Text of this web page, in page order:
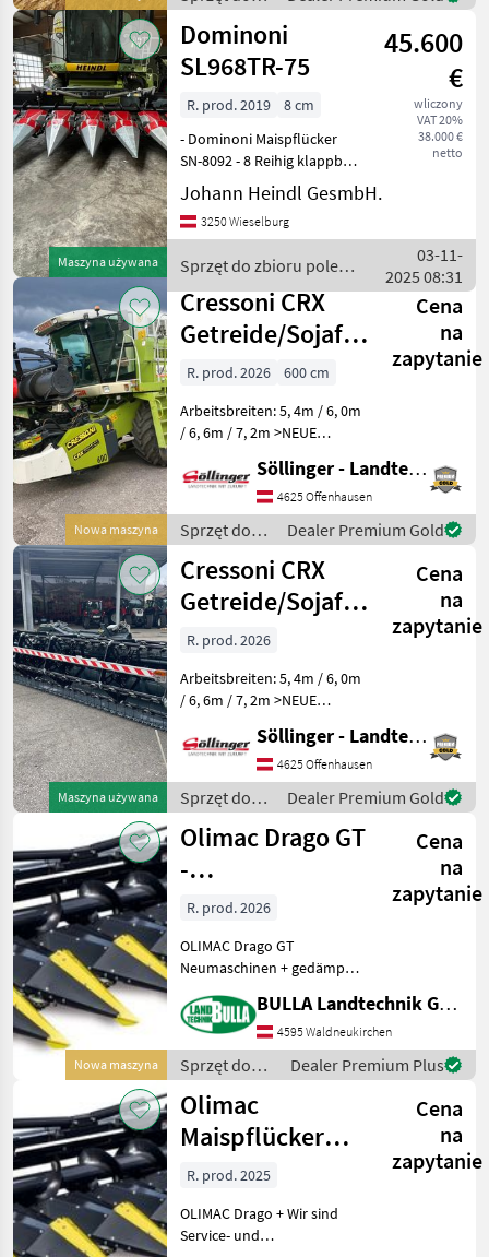
Haspeldurchmesser
>großer Einzugswa
zbioru pole
uprawne /
Cressoni
Maszyna używana
Dominoni
SL968TR-75
45.600
€
wliczony
VAT 20%
38.000 €
netto
R. prod. 2019
8 cm
- Dominoni Maispflücker
SN-8092 - 8 Reihig klappbar
- mit Unterbauhäcksler -
Reihenabstand 75 cm -
Lagermaisschnecke rechts -
Einsatzbereit
Johann Heindl GesmbH.
3250 Wieselburg
Sprzęt do zbioru pole
uprawne / Dominoni
03-11-
2025 08:31
Nowa maszyna
Cressoni CRX
Getreide/Sojaflex
klappbar
Cena
na
zapytanie
R. prod. 2026
600 cm
Arbeitsbreiten: 5, 4m / 6, 0m
/ 6, 6m / 7, 2m >NEUE
Schlauchabdeckungen
Vorteile: >geringes
Einsatzgewicht >großer
Haspeldurchmesser
>großer E
Söllinger - Landtechnik GmbH
4625 Offenhausen
Sprzęt do
zbioru pole
uprawne /
Cressoni
Dealer Premium Gold
Maszyna używana
Cressoni CRX
Getreide/Sojaflex
klappbar
Cena
na
zapytanie
R. prod. 2026
Arbeitsbreiten: 5, 4m / 6, 0m
/ 6, 6m / 7, 2m >NEUE
Schlauchabdeckungen
Vorteile: >geringes
Einsatzgewicht >großer
Haspeldurchmesser
>großer E
Söllinger - Landtechnik GmbH
4625 Offenhausen
Sprzęt do
zbioru pole
uprawne /
Dealer Premium Gold
Nowa maszyna
Olimac Drago GT
-
ERSATZTEILSTÜTZPUNKT
Cena
na
zapytanie
R. prod. 2026
OLIMAC Drago GT
Neumaschinen + gedämpfte
Pflückplatten +
Chrombolzen- Nasenketten
+ gehärtete Pflückschienen
+ je nach Antrieb mit Ölbad
od
BULLA Landtechnik GmbH
4595 Waldneukirchen
Sprzęt do
zbioru pole
uprawne /
Olimac
Dealer Premium Plus
Olimac
Maispflücker
Drago GT
Cena
na
zapytanie
R. prod. 2025
OLIMAC Drago + Wir sind
Service- und